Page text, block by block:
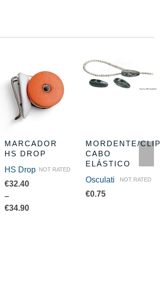
MARCADOR
HS DROP
NOT RATED
HS Drop
€32.40
–
€34.90Price
MORDENTE/CLIP
CABO
ELÁSTICO
NOT RATED
Osculati
€0.75